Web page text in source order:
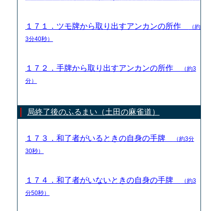
１７１．ツモ牌から取り出すアンカンの所作
（約
3分40秒）
１７２．手牌から取り出すアンカンの所作
（約3
分）
局終了後のふるまい（土田の麻雀道）
１７３．和了者がいるときの自身の手牌
（約3分
30秒）
１７４．和了者がいないときの自身の手牌
（約3
分50秒）